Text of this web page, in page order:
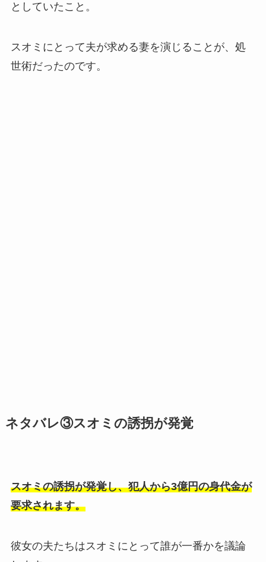
としていたこと。
スオミにとって夫が求める妻を演じることが、処
世術だったのです。
ネタバレ③スオミの誘拐が発覚
スオミの誘拐が発覚し、犯人から3億円の身代金が
要求されます。
彼女の夫たちはスオミにとって誰が一番かを議論